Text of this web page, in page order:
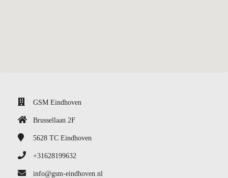
GSM Eindhoven
Brussellaan 2F
5628 TC Eindhoven
+31628199632
info@gsm-eindhoven.nl